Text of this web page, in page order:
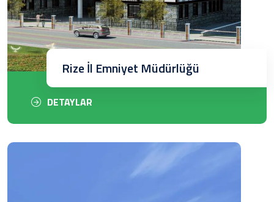
DETAYLAR
Rize İl Emniyet Müdürlüğü